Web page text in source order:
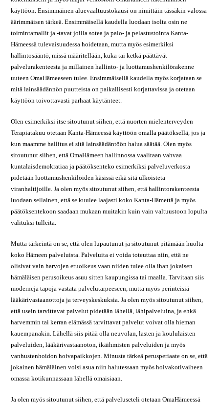
käyttöön. Ensimmäinen aluevaaltuustokausi on nimittäin tässäkin valossa
äärimmäisen tärkeä. Ensimmäisellä kaudella luodaan isolta osin ne
toimintamallit ja -tavat joilla sotea ja palo- ja pelastustointa Kanta-
Hämeessä tulevaisuudessa hoidetaan, mutta myös esimerkiksi
hallintosääntö, missä määritellään, kuka tai ketkä päättävät
palvelurakenteesta ja millainen hallinto- ja luottamushenkilörakenne
uuteen OmaHämeeseen tulee. Ensimmäisellä kaudella myös korjataan se
mitä lainsäädännön puutteista on paikallisesti korjattavissa ja otetaan
käyttöön toivottavasti parhaat käytänteet.
Olen esimerkiksi itse sitoutunut siihen, että nuorten mielenterveyden
Terapiatakuu otetaan Kanta-Hämeessä käyttöön omalla päätöksellä, jos ja
kun maamme hallitus ei sitä lainsäädäntöön halua säätää. Olen myös
sitoutunut siihen, että OmaHämeen hallinnossa vaalitaan vahvaa
kuntalaisdemokratiaa ja päätöksenteko esimerkiksi palveluverkosta
pidetään luottamushenkilöiden käsissä eikä sitä ulkoisteta
viranhaltijoille. Ja olen myös sitoutunut siihen, että hallintorakenteesta
luodaan sellainen, että se kuulee laajasti koko Kanta-Hämettä ja myös
päätöksentekoon saadaan mukaan muitakin kuin vain valtuustoon lopulta
valituksi tulleita.
Mutta tärkeintä on se, että olen lupautunut ja sitoutunut pitämään huolta
koko Hämeen palveluista. Palveluita ei voida toteuttaa niin, että ne
olisivat vain harvojen etuoikeus vaan niiden tulee olla ihan jokaisen
hämäläisen perusoikeus asuu sitten kaupungissa tai maalla. Tarvitaan siis
moderneja tapoja vastata palvelutarpeeseen, mutta myös perinteisiä
lääkärivastaanottoja ja terveyskeskuksia. Ja olen myös sitoutunut siihen,
että usein tarvittavat palvelut pidetään lähellä, lähipalveluina, ja ehkä
harvemmin tai kerran elämässä tarvittavat palvelut voivat olla hieman
kauempanakin. Lähellä siis pitää olla neuvolan, lasten ja koululaisten
palveluiden, lääkärivastaanoton, ikäihmisten palveluiden ja myös
vanhustenhoidon hoivapaikkojen. Minusta tärkeä perusperiaate on se, että
jokainen hämäläinen voisi asua niin halutessaan myös hoivakotivaiheen
omassa kotikunnassaan lähellä omaisiaan.
Ja olen myös sitoutunut siihen, että palveluseteli otetaan OmaHämeessä